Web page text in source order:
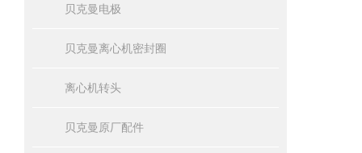
贝克曼电极
贝克曼离心机密封圈
离心机转头
贝克曼原厂配件